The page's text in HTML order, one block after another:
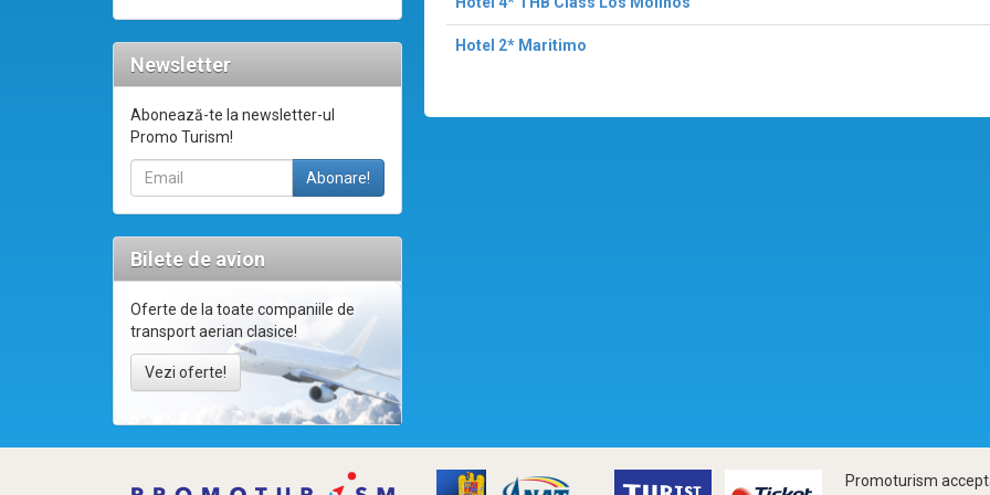
Newsletter
Abonează-te la newsletter-ul
Promo Turism!
Bilete de avion
Oferte de la toate companiile de
transport aerian clasice!
Vezi oferte!
Hotel 2* Maritimo
Promoturism